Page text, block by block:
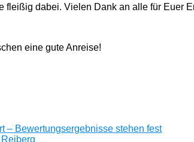
fleißig dabei. Vielen Dank an alle für Euer
eine gute Anreise!
– Bewertungsergebnisse stehen fest